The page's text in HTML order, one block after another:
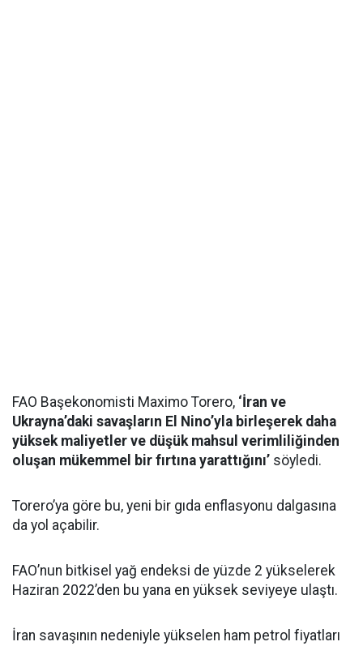
FAO Başekonomisti Maximo Torero, ‘İran ve
Ukrayna’daki savaşların El Nino’yla birleşerek daha
yüksek maliyetler ve düşük mahsul verimliliğinden
oluşan mükemmel bir fırtına yarattığını’ söyledi.
Torero’ya göre bu, yeni bir gıda enflasyonu dalgasına
da yol açabilir.
FAO’nun bitkisel yağ endeksi de yüzde 2 yükselerek
Haziran 2022’den bu yana en yüksek seviyeye ulaştı.
İran savaşının nedeniyle yükselen ham petrol fiyatları